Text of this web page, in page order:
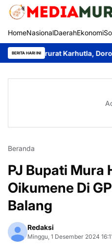
HomeNasionalDaerahEkonomi
BERITA HARI INI
Karhutla, Dorong Sinergi
Beranda
PJ Bupati Mura
Oikumene Di
Balang
Redaksi
Minggu, 1 Desember 2024